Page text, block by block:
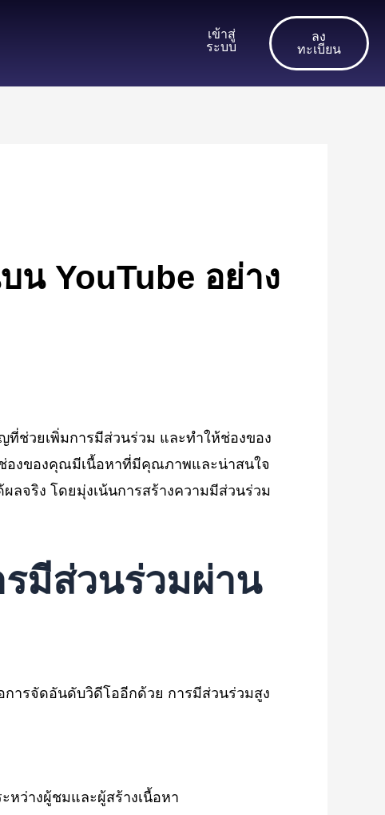
เข้าสู่
ระบบ
ลง
ทะเบียน
น YouTube อย่าง
ที่ช่วยเพิ่มการมีส่วนร่วม และทำให้ช่องของ
องของคุณมีเนื้อหาที่มีคุณภาพและน่าสนใจ
ลจริง โดยมุ่งเน้นการสร้างความมีส่วนร่วม
มีส่วนร่วมผ่าน
ารจัดอันดับวิดีโออีกด้วย การมีส่วนร่วมสูง
หว่างผู้ชมและผู้สร้างเนื้อหา